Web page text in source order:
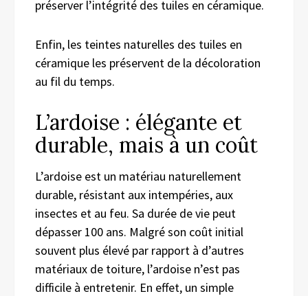
préserver l’intégrité des tuiles en céramique.
Enfin, les teintes naturelles des tuiles en
céramique les préservent de la décoloration
au fil du temps.
L’ardoise : élégante et
durable, mais à un coût
L’ardoise est un matériau naturellement
durable, résistant aux intempéries, aux
insectes et au feu. Sa durée de vie peut
dépasser 100 ans. Malgré son coût initial
souvent plus élevé par rapport à d’autres
matériaux de toiture, l’ardoise n’est pas
difficile à entretenir. En effet, un simple